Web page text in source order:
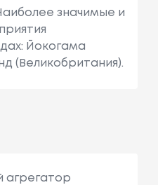
значимые и
Йокогама
(Великобритания).
агрегатор